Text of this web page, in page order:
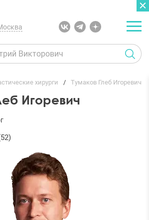
хирурги Тумаков Глеб Игоревич
Игоревич
ОТЗЫВЫ